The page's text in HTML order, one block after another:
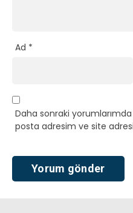
Ad *
Daha sonraki yorumlarımda
posta adresim ve site